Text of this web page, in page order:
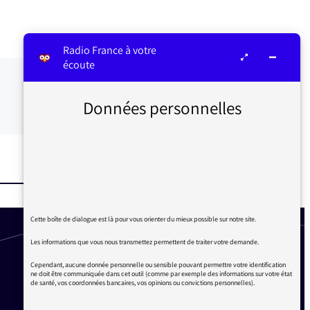
Radio France à votre
écoute
Données personnelles
Cette boîte de dialogue est là pour vous orienter du mieux possible sur notre site.
Les informations que vous nous transmettez permettent de traiter votre demande.
Cependant, aucune donnée personnelle ou sensible pouvant permettre votre identification
ne doit être communiquée dans cet outil (comme par exemple des informations sur votre état
de santé, vos coordonnées bancaires, vos opinions ou convictions personnelles).